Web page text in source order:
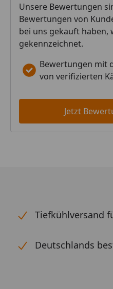
Unsere Bewertungen
Bewertungen von
bei uns gekauft haben,
gekennzeichnet.
Bewertungen mit
von verifizierten
Jetzt
Tiefkühlversand
Deutschlands